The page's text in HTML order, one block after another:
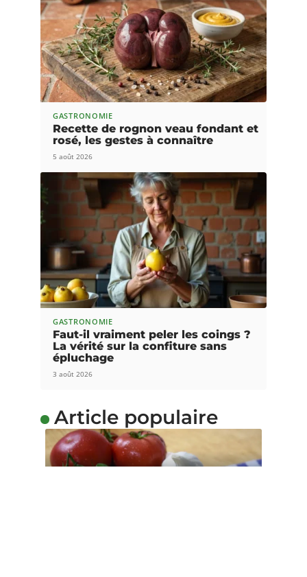
GASTRONOMIE
Recette de rognon veau fondant et
rosé, les gestes à connaître
5 août 2026
GASTRONOMIE
Faut-il vraiment peler les coings ?
La vérité sur la confiture sans
épluchage
3 août 2026
Article populaire
MINCIR